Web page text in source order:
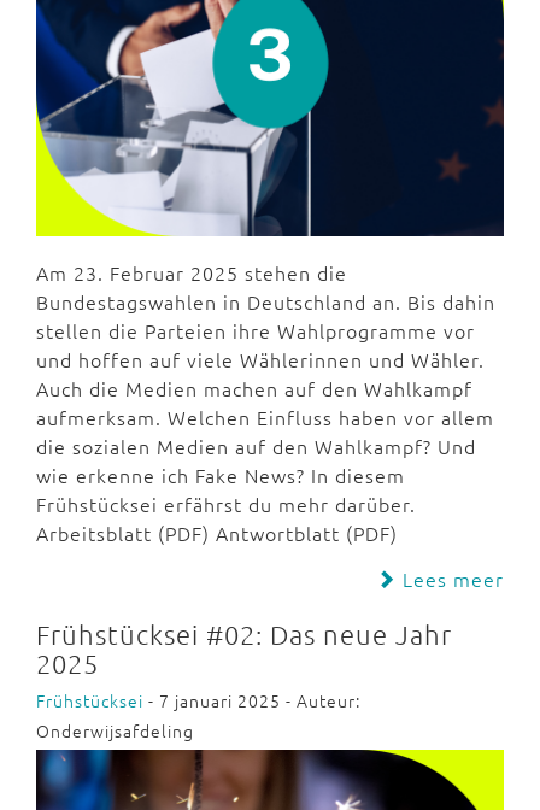
Am 23. Februar 2025 stehen die
Bundestagswahlen in Deutschland an. Bis dahin
stellen die Parteien ihre Wahlprogramme vor
und hoffen auf viele Wählerinnen und Wähler.
Auch die Medien machen auf den Wahlkampf
aufmerksam. Welchen Einfluss haben vor allem
die sozialen Medien auf den Wahlkampf? Und
wie erkenne ich Fake News? In diesem
Frühstücksei erfährst du mehr darüber.
Arbeitsblatt (PDF) Antwortblatt (PDF)
Lees meer
Frühstücksei #02: Das neue Jahr
2025
Frühstücksei - 7 januari 2025 - Auteur:
Onderwijsafdeling